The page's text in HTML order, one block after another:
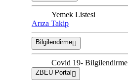
Yemek Listesi
Arıza Takip
Bilgilendirme
Covid 19- Bilgilendirme
ZBEÜ Portal